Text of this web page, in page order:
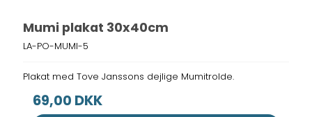
Mumi plakat 30x40cm
LA-PO-MUMI-5
Plakat med Tove Janssons dejlige Mumitrolde.
69,00 DKK